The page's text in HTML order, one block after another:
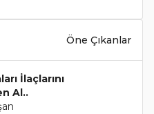
Öne Çıkanlar
İlaçlarını
Al..